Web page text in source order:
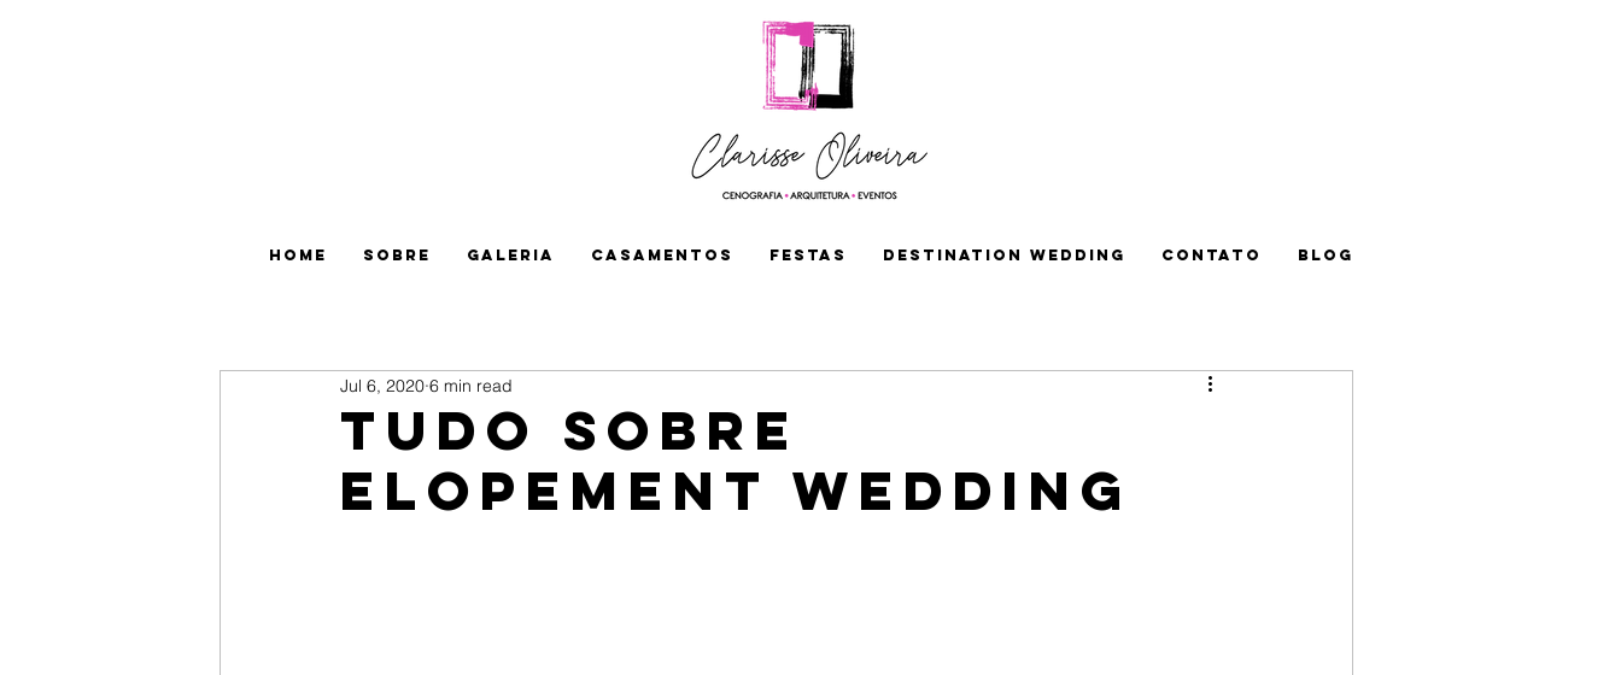
HOME SOBRE GALERIA CASAMENTOS FESTAS DESTINATION WEDDING CONTATO BLOG
Tudo sobre
Elopement Wedding
Jul 6, 2020 6 min read